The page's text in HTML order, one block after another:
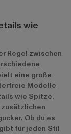
wie
Regel zwischen
eine große
Modelle
wie Spitze,
Ob du es
für jeden Stil